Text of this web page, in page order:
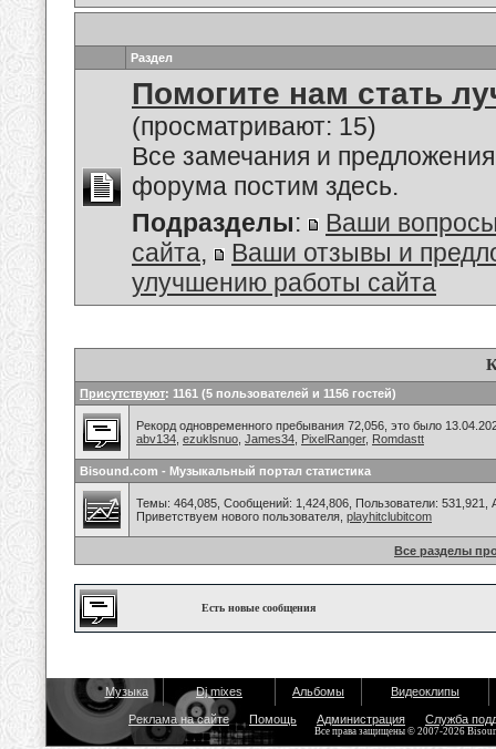
Раздел
Помогите нам стать
(просматривают: 15)
Все замечания и
форума постим здесь.
Подразделы:
Ваши
сайта,
Ваши отзывы и
улучшению работы сайта
Присутствуют: 1161 (5 пользователей и 1156 гостей)
Рекорд одновременного пребывания 72,056, это было
abv134 ezuklsnuo James34 PixelRanger, Romdastt
Bisound.com - Музыкальный портал статистика
Темы: 464,085, Сообщений: 1,424,806, Пользователи: 531,921,
Приветствуем нового пользователя, playhitclubitcom
Все разделы
Есть новые сообщения
Музыка Dj mixes Альбомы Видеоклипы
Реклама на сайте Помощь Администрация Служба
Все права защищены © 2007-2026